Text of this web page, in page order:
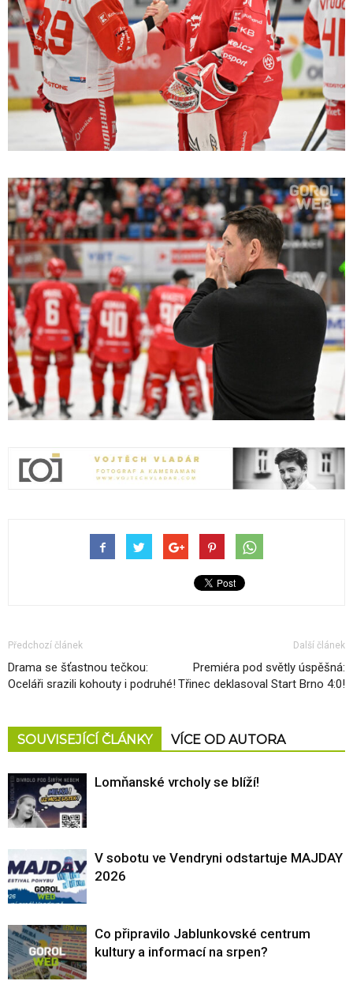
Předchozí článek
Drama se šťastnou tečkou:
Oceláři srazili kohouty i podruhé!
Další článek
Premiéra pod světly úspěšná:
Třinec deklasoval Start Brno 4:0!
SOUVISEJÍCÍ ČLÁNKY VÍCE OD AUTORA
Lomňanské vrcholy se blíží!
V sobotu ve Vendryni odstartuje MAJDAY
2026
Co připravilo Jablunkovské centrum
kultury a informací na srpen?